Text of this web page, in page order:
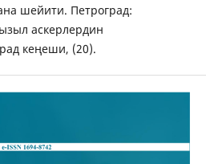
шейити. Петроград:
аскерлердин
кеңеши, (20).